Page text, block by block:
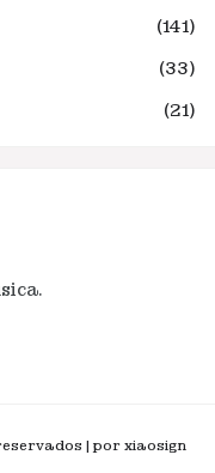
(141)
(33)
(21)
| por xiaosign